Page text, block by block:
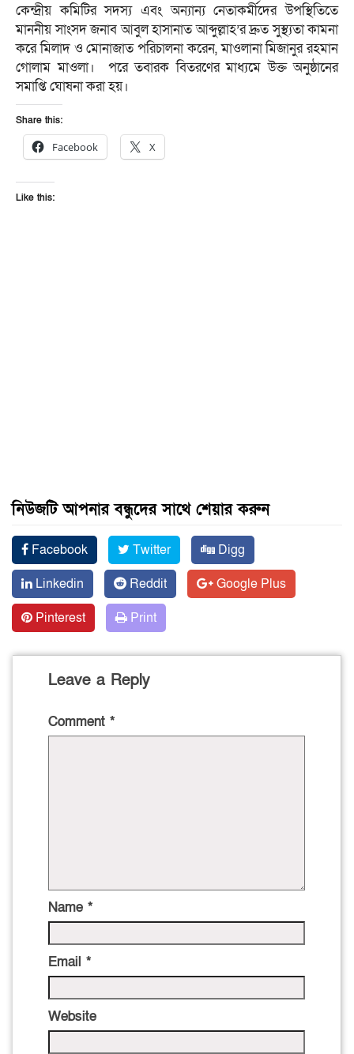
কেন্দ্রীয় কমিটির সদস্য এবং অন্যান্য নেতাকর্মীদের উপস্থিতিতে
মাননীয় সাংসদ জনাব আবুল হাসানাত আব্দুল্লাহ’র দ্রুত সুস্থ্যতা কামনা
করে মিলাদ ও মোনাজাত পরিচালনা করেন, মাওলানা মিজানুর রহমান
গোলাম মাওলা। পরে তবারক বিতরণের মাধ্যমে উক্ত অনুষ্ঠানের
সমাপ্তি ঘোষনা করা হয়।
Share this:
Facebook X
Like this:
নিউজটি আপনার বন্ধুদের সাথে শেয়ার করুন
Facebook Twitter
Digg
Linkedin
Reddit
Google Plus
Pinterest
Print
Leave a Reply
Comment *
Name *
Email *
Website